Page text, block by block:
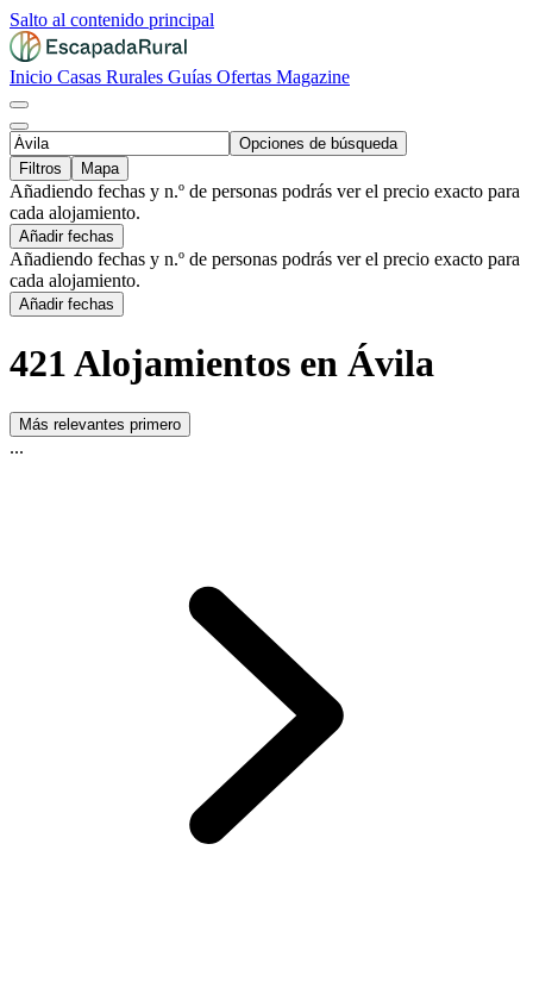
Salto al contenido principal
Inicio Casas Rurales Guías Ofertas Magazine
Opciones de búsqueda
Filtros
Mapa
Añadiendo fechas y n.º de personas podrás ver el precio exacto para
cada alojamiento.
Añadir fechas
Añadiendo fechas y n.º de personas podrás ver el precio exacto para
cada alojamiento.
Añadir fechas
421 Alojamientos en Ávila
Más relevantes primero
...